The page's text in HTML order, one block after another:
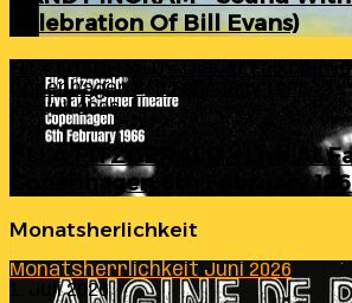
Celebration Of Bill Evans)
ELLA FITZGERALD – Live At Falkoner
Copenhagen 6th February 1966
23. Juli 2026
ELLA FITZGERALD – Live At
Copenhagen 6th February
Monatsherlichkeit
Monatsherrlichkeit Juni 2026
1. Juli 2026